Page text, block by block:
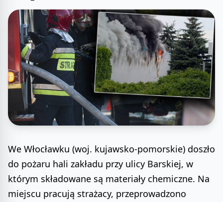
We Włocławku (woj. kujawsko-pomorskie) doszło
do pożaru hali zakładu przy ulicy Barskiej, w
którym składowane są materiały chemiczne. Na
miejscu pracują strażacy, przeprowadzono